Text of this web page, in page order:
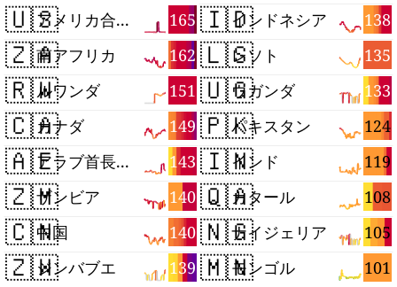
🇺🇸 165
アメリカ合衆国
🇿🇦 162
南アフリカ
🇷🇼 151
ルワンダ
🇨🇦 149
カナダ
🇦🇪 143
アラブ首長国連邦
🇿🇲 140
ザンビア
🇨🇳 140
中国
🇿🇼 139
ジンバブエ
🇮🇩 138
インドネシア
🇱🇸 135
レソト
🇺🇬 133
ウガンダ
🇵🇰 124
パキスタン
🇮🇳 119
インド
🇶🇦 108
カタール
🇳🇬 105
ナイジェリア
🇲🇳 101
モンゴル